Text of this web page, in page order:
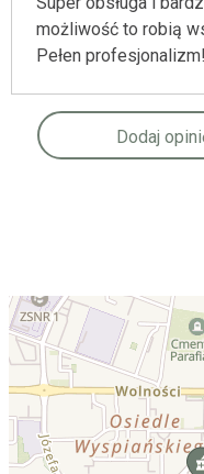
możliwość to robią
Pełen
Dodaj